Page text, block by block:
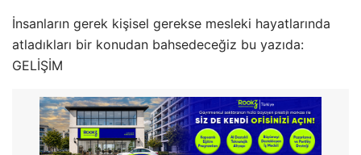
İnsanların gerek kişisel gerekse mesleki hayatlarında
atladıkları bir konudan bahsedeceğiz bu yazıda:
GELİŞİM